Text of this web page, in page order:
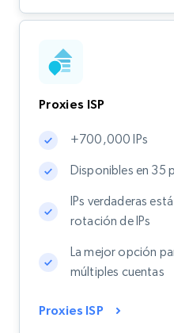
Proxies ISP
+700,000 IPs
Disponibles en 35
IPs verdaderas
rotación de IPs
La mejor opción
múltiples cuentas
Proxies ISP